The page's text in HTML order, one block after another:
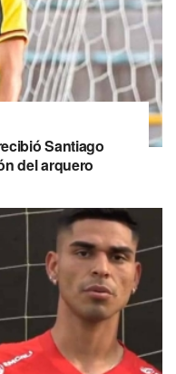
Santiago
del arquero